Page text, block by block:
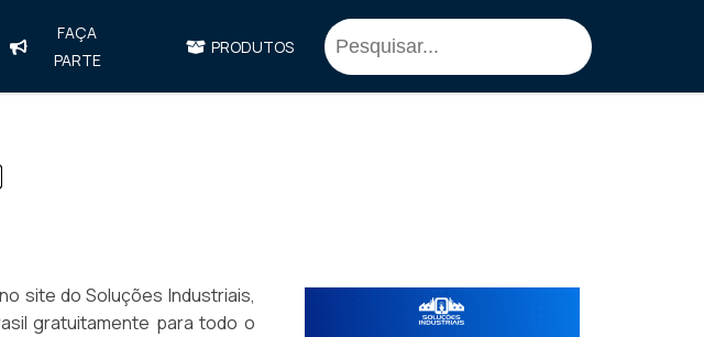
FAÇA
PARTE
PRODUTOS
site do Soluções Industriais,
gratuitamente para todo o